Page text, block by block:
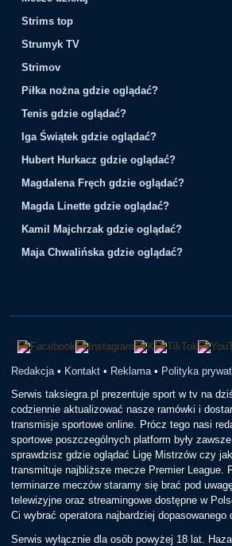
Strims top
Strumyk TV
Strimov
Piłka nożna gdzie oglądać?
Tenis gdzie oglądać?
Iga Świątek gdzie oglądać?
Hubert Hurkacz gdzie oglądać?
Magdalena Fręch gdzie oglądać?
Magda Linette gdzie oglądać?
Kamil Majchrzak gdzie oglądać?
Maja Chwalińska gdzie oglądać?
Redakcja • Kontakt • Reklama • Polityka
Serwis taksiegra.pl prezentuje sport w tv na
codziennie aktualizować nasze ramówki i
transmisje sportowe online. Prócz tego nasi
sportowe poszczególnych platform były
sprawdzisz gdzie oglądać Ligę Mistrzów czy
transmituje najbliższe mecze Premier League.
terminarze meczów staramy się brać pod
telewizyjne oraz streamingowe dostępne w
Ci wybrać operatora najbardziej dopasowanego
Serwis wyłącznie dla osób powyżej 18 lat.